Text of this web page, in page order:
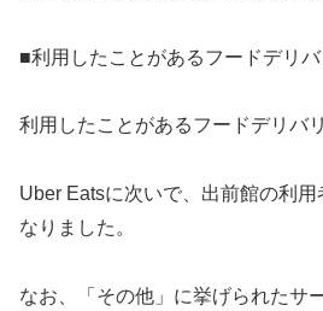
■利用したことがあるフードデリ
利用したことがあるフードデリバ
Uber Eatsに次いで、出前館の利用
なりました。
なお、「その他」に挙げられたサ